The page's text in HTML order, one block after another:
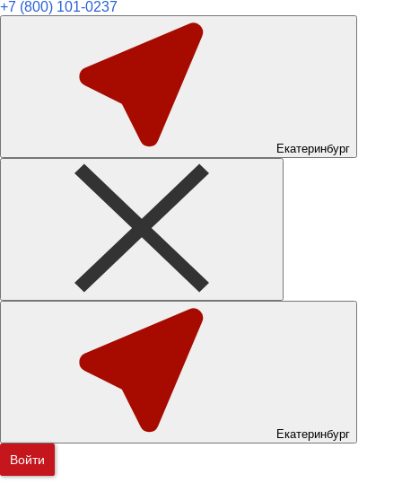
+7 (800) 101-0237
Екатеринбург
Екатеринбург
Войти